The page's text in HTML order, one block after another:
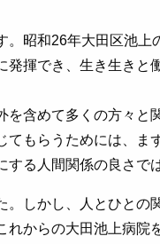
昭和26年大田区池上
揮でき、生き生きと
含めて多くの方々と
てもらうためには、ま
る人間関係の良さで
しかし、人とひとの
からの大田池上病院